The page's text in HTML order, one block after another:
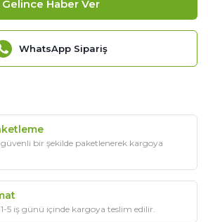
Gelince Haber Ver
WhatsApp Sipariş
bir şekilde paketlenerek kargoya
5 iş günü içinde kargoya teslim edilir.